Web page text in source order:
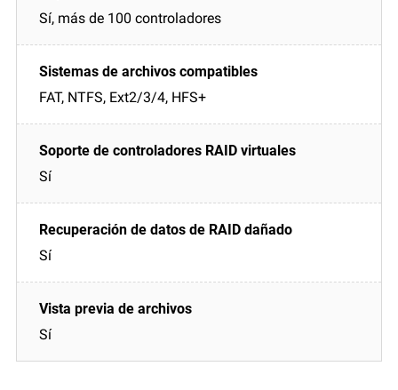
Sí, más de 100 controladores
FAT, NTFS, Ext2/3/4, HFS+
Sí
Sí
Sí